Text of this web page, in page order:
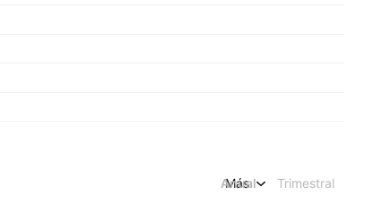
Anual Trimestral
Más